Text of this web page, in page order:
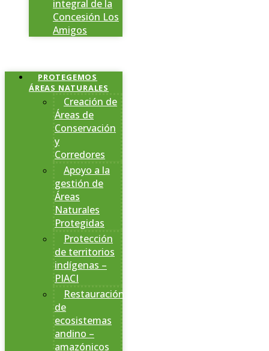
integral de la
Concesión Los
Amigos
PROTEGEMOS
ÁREAS NATURALES
Creación de
Áreas de
Conservación
y
Corredores
Apoyo a la
gestión de
Áreas
Naturales
Protegidas
Protección
de territorios
indígenas –
PIACI
Restauración
de
ecosistemas
andino –
amazónicos